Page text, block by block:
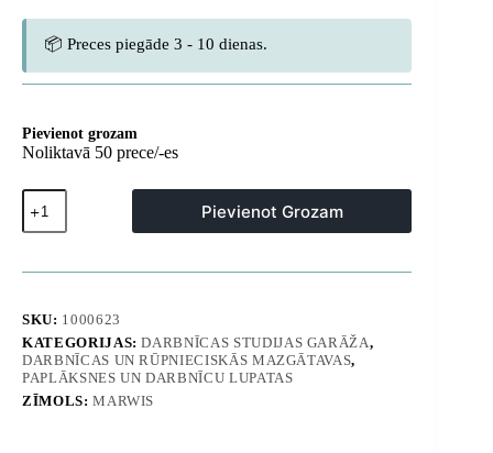
📦 Preces piegāde 3 - 10 dienas.
Pievienot grozam
Noliktavā 50 prece/-es
Darbnīcas
mazgāšanas
iekārta
un
800
ar
pārsegu,
pārvietojama
daudzums
Pievienot Grozam
SKU: 1000623
KATEGORIJAS:DARBNĪCAS STUDIJAS GARĀŽA,
DARBNĪCAS UN RŪPNIECISKĀS MAZGĀTAVAS,
PAPLĀKSNES UN DARBNĪCU LUPATAS
ZĪMOLS:MARWIS